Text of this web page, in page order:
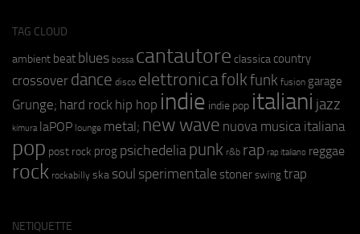
TAG CLOUD
ambient beat blues bossa cantautore classica country
crossover dance disco elettronicafolkfunk fusion garage
Grunge; hard rock hip hop indie indie pop italiani jazz
kimura laPOP lounge metal; new wave nuova musica italiana
pop post rock prog psichedeliapunk r&b rap rap italiano reggae
rock rockabilly ska soul sperimentale stoner swing trap
NETIQUETTE